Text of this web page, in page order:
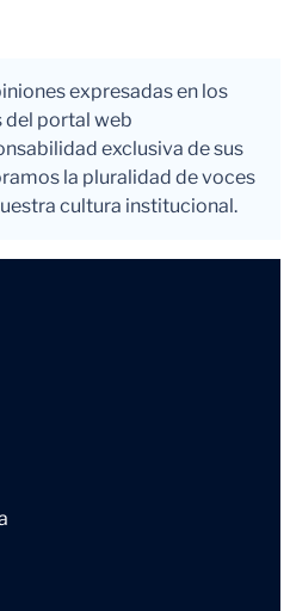
expresadas en los
del portal web
exclusiva de sus
la pluralidad de voces
cultura institucional.